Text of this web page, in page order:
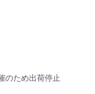
のため出荷停止